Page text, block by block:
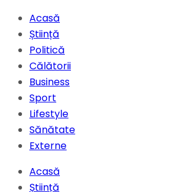
Acasă
Știință
Politică
Călătorii
Business
Sport
Lifestyle
Sănătate
Externe
Acasă
Știință